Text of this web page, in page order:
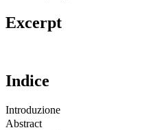
Excerpt
Indice
Introduzione
Abstract